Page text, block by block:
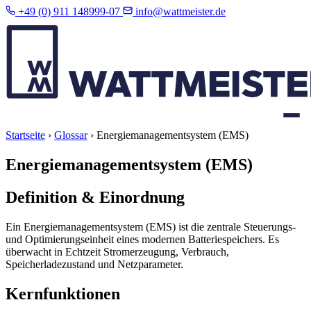
+49 (0) 911 148999-07 info@wattmeister.de
Startseite › Glossar› Energiemanagementsystem (EMS)
Energiemanagementsystem (EMS)
Definition & Einordnung
Ein Energiemanagementsystem (EMS) ist die zentrale Steuerungs-
und Optimierungseinheit eines modernen Batteriespeichers. Es
überwacht in Echtzeit Stromerzeugung, Verbrauch,
Speicherladezustand und Netzparameter.
Kernfunktionen